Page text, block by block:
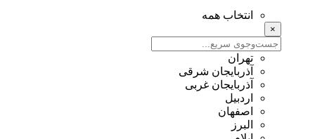
انتخاب همه
×
تهران
آذربایجان شرقی
آذربایجان غربی
اردبیل
اصفهان
البرز